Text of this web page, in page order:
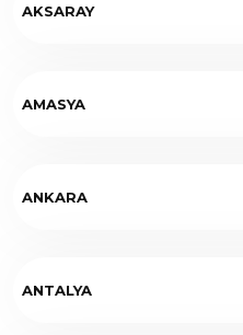
AKSARAY
AMASYA
ANKARA
ANTALYA